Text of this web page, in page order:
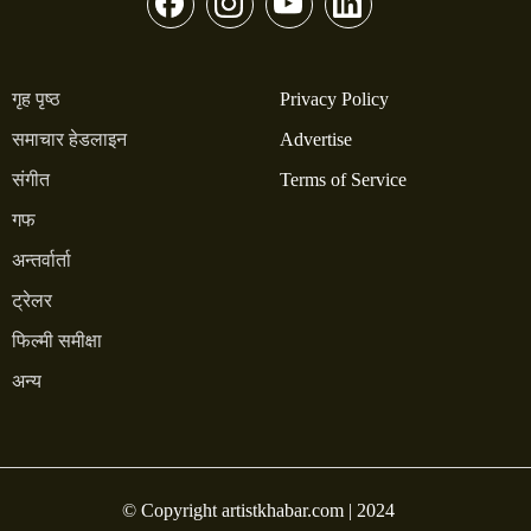
गृह पृष्ठ
समाचार हेडलाइन
संगीत
गफ
अन्तर्वार्ता
ट्रेलर
फिल्मी समीक्षा
अन्य
Privacy Policy
Advertise
Terms of Service
© Copyright artistkhabar.com | 2024